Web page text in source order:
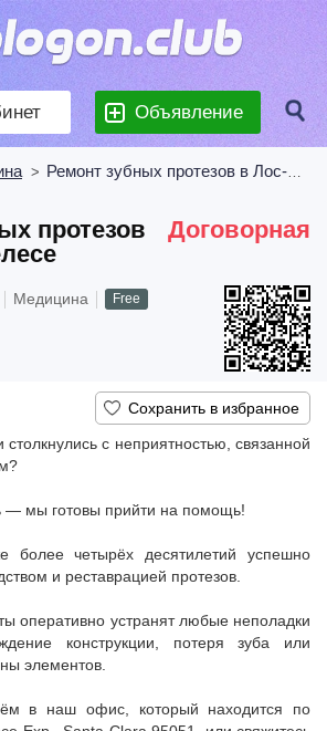
Объявление
> Ремонт зубных протезов в Лос-Анджелесе
Договорная
протезов
Медицина Free
с неприятностью, связанной
— мы готовы прийти на помощь!
более четырёх десятилетий успешно
и реставрацией протезов.
оперативно устранят любые неполадки
конструкции, потеря зуба или
элементов.
в наш офис, который находится по